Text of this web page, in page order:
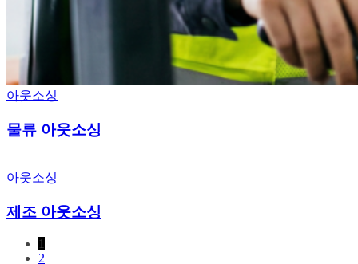
아웃소싱
물류 아웃소싱
아웃소싱
아웃소싱
제조 아웃소싱
1
2